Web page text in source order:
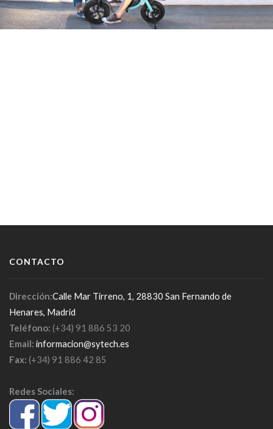
CONTACTO
Dirección:Calle Mar Tirreno, 1, 28830 San Fernando de
Henares, Madrid
Teléfono: (+34) 91 886 53 20
Email: informacion@sytech.es
Fax: (+34) 91 886 42 85
Redes Sociales: